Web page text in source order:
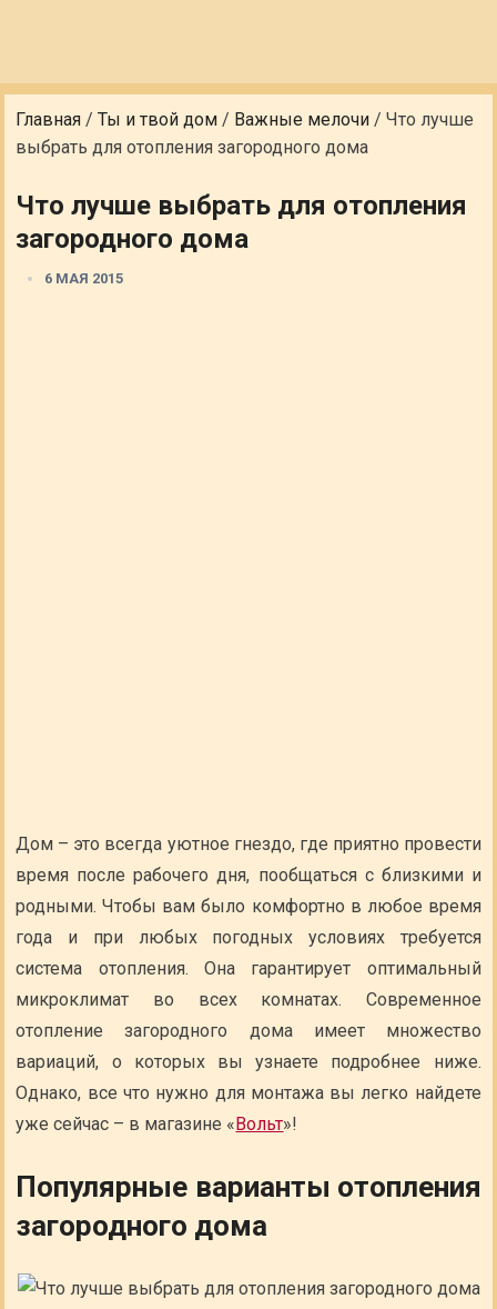
Главная /Ты и твой дом / Важные мелочи /Что лучше
выбрать для отопления загородного дома
Что лучше выбрать для отопления
загородного дома
6 МАЯ 2015
Дом – это всегда уютное гнездо, где приятно провести
время после рабочего дня, пообщаться с близкими и
родными. Чтобы вам было комфортно в любое время
года и при любых погодных условиях требуется
система отопления. Она гарантирует оптимальный
микроклимат во всех комнатах. Современное
отопление загородного дома имеет множество
вариаций, о которых вы узнаете подробнее ниже.
Однако, все что нужно для монтажа вы легко найдете
уже сейчас – в магазине «Вольт»!
Популярные варианты отопления
загородного дома